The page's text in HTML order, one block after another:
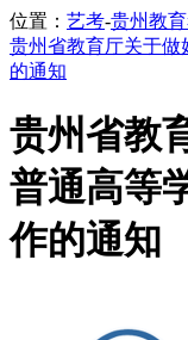
位置： 艺考-贵州教
贵州省教育厅关于做
的通知
贵州省教
普通高等
作的通知